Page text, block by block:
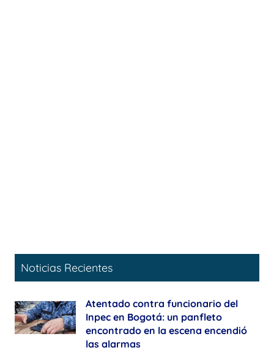
Noticias Recientes
Atentado contra funcionario del
Inpec en Bogotá: un panfleto
encontrado en la escena encendió
las alarmas